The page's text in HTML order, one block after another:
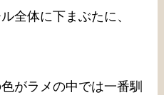
全体に下まぶたに、
がラメの中では一番馴